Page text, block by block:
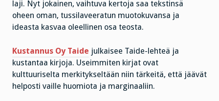
laji. Nyt jokainen, vaihtuva kertoja saa tekstinsä
oheen oman, tussilaveeratun muotokuvansa ja
ideasta kasvaa oleellinen osa teosta.
Kustannus Oy Taide julkaisee Taide-lehteä ja
kustantaa kirjoja. Useimmiten kirjat ovat
kulttuuriselta merkitykseltään niin tärkeitä, että jäävät
helposti vaille huomiota ja marginaaliin.